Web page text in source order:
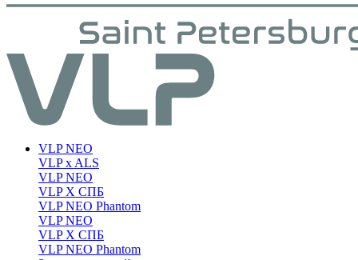
VLP NEO
VLP x ALS
VLP NEO
VLP X СПБ
VLP NEO Phantom
VLP NEO
VLP X СПБ
VLP NEO Phantom